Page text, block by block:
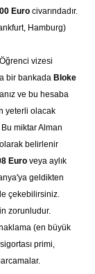
Euro civarındadır.
Hamburg)
Öğrenci vizesi
bir bankada Bloke
ve bu hesaba
yeterli olacak
Bu miktar Alman
olarak belirlenir
Euro veya aylık
geldikten
çekebilirsiniz.
zorunludur.
(en büyük
primi,